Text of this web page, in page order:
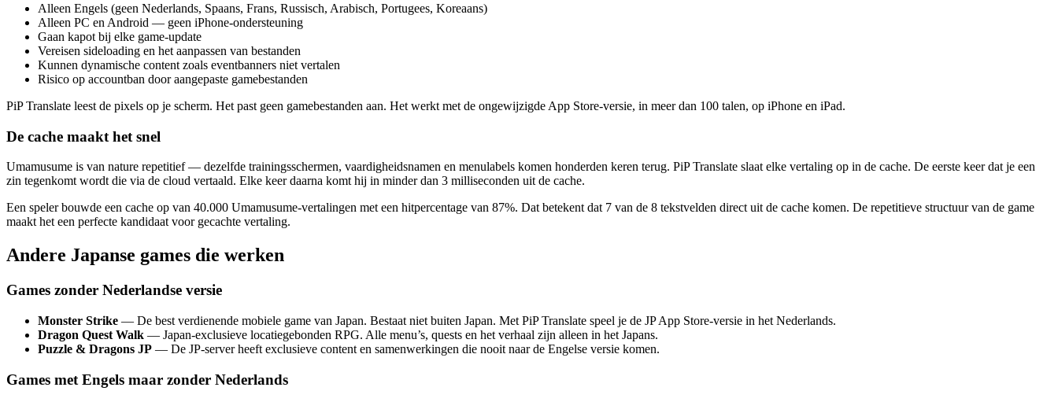
Alleen Engels (geen Nederlands, Spaans, Frans, Russisch, Arabisch, Portugees, Koreaans)
Alleen PC en Android — geen iPhone-ondersteuning
Gaan kapot bij elke game-update
Vereisen sideloading en het aanpassen van bestanden
Kunnen dynamische content zoals eventbanners niet vertalen
Risico op accountban door aangepaste gamebestanden
PiP Translate leest de pixels op je scherm. Het past geen gamebestanden aan. Het werkt met de ongewijzigde App Store-versie, in meer dan 100 talen, op iPhone en iPad.
De cache maakt het snel
Umamusume is van nature repetitief — dezelfde trainingsschermen, vaardigheidsnamen en menulabels komen honderden keren terug. PiP Translate slaat elke vertaling op in de cache. De eerste keer dat je een
zin tegenkomt wordt die via de cloud vertaald. Elke keer daarna komt hij in minder dan 3 milliseconden uit de cache.
Een speler bouwde een cache op van 40.000 Umamusume-vertalingen met een hitpercentage van 87%. Dat betekent dat 7 van de 8 tekstvelden direct uit de cache komen. De repetitieve structuur van de game
maakt het een perfecte kandidaat voor gecachte vertaling.
Andere Japanse games die werken
Games zonder Nederlandse versie
Monster Strike — De best verdienende mobiele game van Japan. Bestaat niet buiten Japan. Met PiP Translate speel je de JP App Store-versie in het Nederlands.
Dragon Quest Walk — Japan-exclusieve locatiegebonden RPG. Alle menu’s, quests en het verhaal zijn alleen in het Japans.
Puzzle & Dragons JP — De JP-server heeft exclusieve content en samenwerkingen die nooit naar de Engelse versie komen.
Games met Engels maar zonder Nederlands